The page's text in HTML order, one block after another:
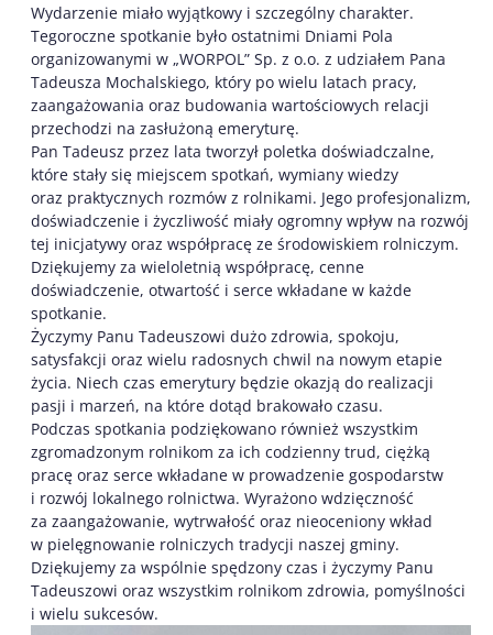
Wydarzenie miało wyjątkowy i szczególny charakter.
Tegoroczne spotkanie było ostatnimi Dniami Pola
organizowanymi w „WORPOL” Sp. z o.o. z udziałem Pana
Tadeusza Mochalskiego, który po wielu latach pracy,
zaangażowania oraz budowania wartościowych relacji
przechodzi na zasłużoną emeryturę.
Pan Tadeusz przez lata tworzył poletka doświadczalne,
które stały się miejscem spotkań, wymiany wiedzy
oraz praktycznych rozmów z rolnikami. Jego profesjonalizm,
doświadczenie i życzliwość miały ogromny wpływ na rozwój
tej inicjatywy oraz współpracę ze środowiskiem rolniczym.
Dziękujemy za wieloletnią współpracę, cenne
doświadczenie, otwartość i serce wkładane w każde
spotkanie.
Życzymy Panu Tadeuszowi dużo zdrowia, spokoju,
satysfakcji oraz wielu radosnych chwil na nowym etapie
życia. Niech czas emerytury będzie okazją do realizacji
pasji i marzeń, na które dotąd brakowało czasu.
Podczas spotkania podziękowano również wszystkim
zgromadzonym rolnikom za ich codzienny trud, ciężką
pracę oraz serce wkładane w prowadzenie gospodarstw
i rozwój lokalnego rolnictwa. Wyrażono wdzięczność
za zaangażowanie, wytrwałość oraz nieoceniony wkład
w pielęgnowanie rolniczych tradycji naszej gminy.
Dziękujemy za wspólnie spędzony czas i życzymy Panu
Tadeuszowi oraz wszystkim rolnikom zdrowia, pomyślności
i wielu sukcesów.